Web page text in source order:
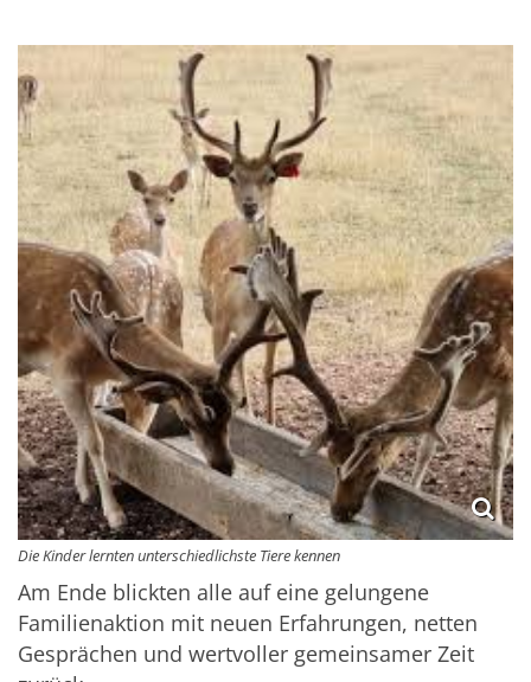
Die Kinder lernten unterschiedlichste Tiere kennen
Am Ende blickten alle auf eine gelungene
Familienaktion mit neuen Erfahrungen, netten
Gesprächen und wertvoller gemeinsamer Zeit